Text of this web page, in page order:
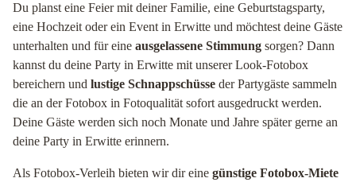
Du planst eine Feier mit deiner Familie, eine Geburtstagsparty,
eine Hochzeit oder ein Event in Erwitte und möchtest deine Gäste
unterhalten und für eine ausgelassene Stimmung sorgen? Dann
kannst du deine Party in Erwitte mit unserer Look-Fotobox
bereichern und lustige Schnappschüsse der Partygäste sammeln
die an der Fotobox in Fotoqualität sofort ausgedruckt werden.
Deine Gäste werden sich noch Monate und Jahre später gerne an
deine Party in Erwitte erinnern.
Als Fotobox-Verleih bieten wir dir eine günstige Fotobox-Miete